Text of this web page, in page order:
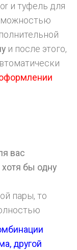
и туфель для
и после этого,
вас
бы одну
пары, то
другой